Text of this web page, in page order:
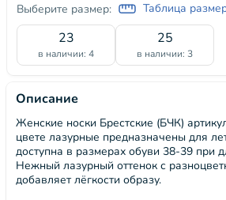
Выберите размер: Таблица
23
в наличии: 4
25
в наличии: 3
Описание
Женские носки Брестские (БЧК)
цвете лазурные предназначены для
доступна в размерах обуви 38-39 при
Нежный лазурный оттенок с
добавляет лёгкости образу.